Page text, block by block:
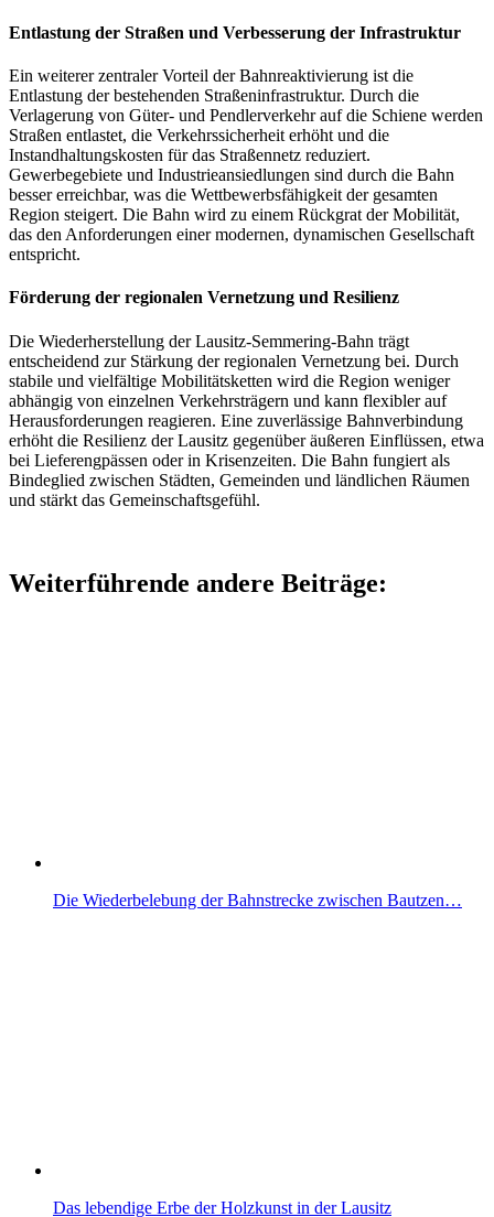
Entlastung der Straßen und Verbesserung der Infrastruktur
Ein weiterer zentraler Vorteil der Bahnreaktivierung ist die
Entlastung der bestehenden Straßeninfrastruktur. Durch die
Verlagerung von Güter- und Pendlerverkehr auf die Schiene werden
Straßen entlastet, die Verkehrssicherheit erhöht und die
Instandhaltungskosten für das Straßennetz reduziert.
Gewerbegebiete und Industrieansiedlungen sind durch die Bahn
besser erreichbar, was die Wettbewerbsfähigkeit der gesamten
Region steigert. Die Bahn wird zu einem Rückgrat der Mobilität,
das den Anforderungen einer modernen, dynamischen Gesellschaft
entspricht.
Förderung der regionalen Vernetzung und Resilienz
Die Wiederherstellung der Lausitz-Semmering-Bahn trägt
entscheidend zur Stärkung der regionalen Vernetzung bei. Durch
stabile und vielfältige Mobilitätsketten wird die Region weniger
abhängig von einzelnen Verkehrsträgern und kann flexibler auf
Herausforderungen reagieren. Eine zuverlässige Bahnverbindung
erhöht die Resilienz der Lausitz gegenüber äußeren Einflüssen, etwa
bei Lieferengpässen oder in Krisenzeiten. Die Bahn fungiert als
Bindeglied zwischen Städten, Gemeinden und ländlichen Räumen
und stärkt das Gemeinschaftsgefühl.
Weiterführende andere Beiträge:
Die Wiederbelebung der Bahnstrecke zwischen Bautzen…
Das lebendige Erbe der Holzkunst in der Lausitz